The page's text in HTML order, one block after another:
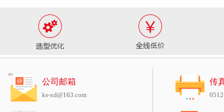
公司邮箱
ks-xd@163.com
传